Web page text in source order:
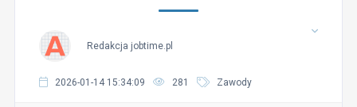
Redakcja jobtime.pl
2026-01-14 15:34:09 281 Zawody